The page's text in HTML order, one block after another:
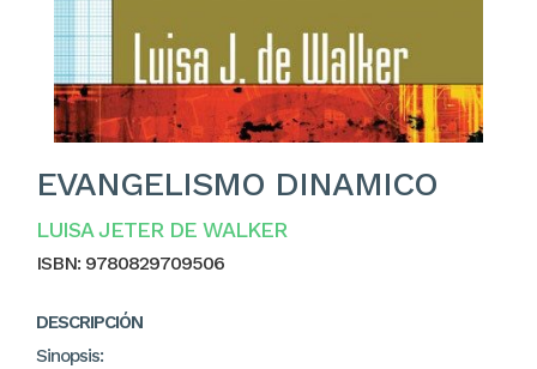
EVANGELISMO DINAMICO
LUISA JETER DE WALKER
ISBN: 9780829709506
DESCRIPCIÓN
Sinopsis: